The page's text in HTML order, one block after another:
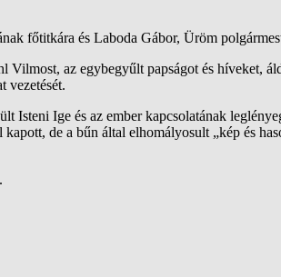
főtitkára és Laboda Gábor, Üröm
az egybegyűlt papságot és híveket,
vezetését.
Isteni Ige és az ember kapcsolatának
de a bűn által elhomályosult „kép és